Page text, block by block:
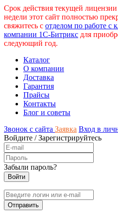
Срок действия текущей лицензии
недели этот сайт полностью
свяжитесь с отделом по работе с
компании 1С-Битрикс для
следующий год.
Каталог
О компании
Доставка
Гарантия
Прайсы
Контакты
Блог и советы
Звонок с сайта Заявка Вход в
Войдите /Зарегистрируйтесь
Забыли пароль?